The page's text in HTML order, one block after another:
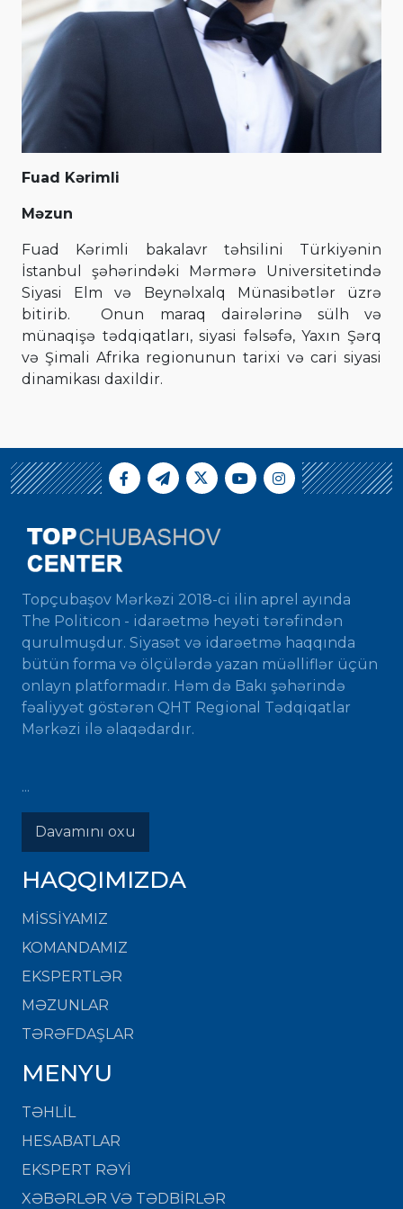
Fuad Kərimli
Məzun
Fuad Kərimli bakalavr təhsilini Türkiyənin
İstanbul şəhərindəki Mərmərə Universitetində
Siyasi Elm və Beynəlxalq Münasibətlər üzrə
bitirib. Onun maraq dairələrinə sülh və
münaqişə tədqiqatları, siyasi fəlsəfə, Yaxın Şərq
və Şimali Afrika regionunun tarixi və cari siyasi
dinamikası daxildir.
Topçubaşov Mərkəzi 2018-ci ilin aprel ayında
The Politicon - idarəetmə heyəti tərəfindən
qurulmuşdur. Siyasət və idarəetmə haqqında
bütün forma və ölçülərdə yazan müəlliflər üçün
onlayn platformadır. Həm də Bakı şəhərində
fəaliyyət göstərən QHT Regional Tədqiqatlar
Mərkəzi ilə əlaqədardır.
...
Davamını oxu
HAQQIMIZDA
MISSIYAMIZ
KOMANDAMIZ
EKSPERTLƏR
MƏZUNLAR
TƏRƏFDAŞLAR
MENYU
TƏHLİL
HESABATLAR
EKSPERT RƏYİ
XƏBƏRLƏR VƏ TƏDBİRLƏR